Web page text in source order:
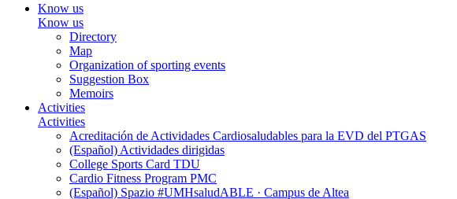
Know us
Know us
Directory
Map
Organization of sporting events
Suggestion Box
Memoirs
Activities
Activities
Acreditación de Actividades Cardiosaludables para la EVD del PTGAS
(Español) Actividades dirigidas
College Sports Card TDU
Cardio Fitness Program PMC
(Español) Spazio #UMHsaludABLE · Campus de Altea